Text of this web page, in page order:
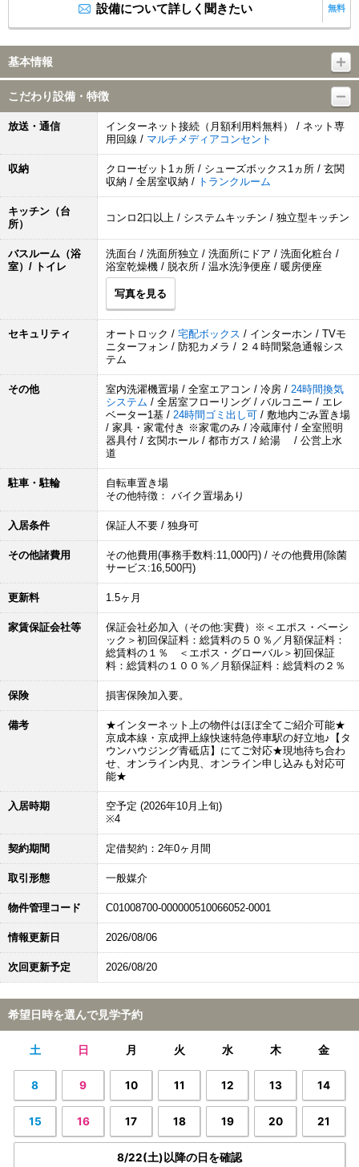
設備について詳しく聞きたい 無料
基本情報
こだわり設備・特徴
放送・通信
インターネット接続（月額利用料無料） / ネット専
用回線 / マルチメディアコンセント
収納
クローゼット1ヵ所 / シューズボックス1ヵ所 / 玄関
収納 / 全居室収納 / トランクルーム
キッチン（台
所）
コンロ2口以上 / システムキッチン / 独立型キッチン
バスルーム（浴
室）/ トイレ
洗面台 / 洗面所独立 / 洗面所にドア / 洗面化粧台 /
浴室乾燥機 / 脱衣所 / 温水洗浄便座 / 暖房便座
写真を見る
セキュリティ オートロック / 宅配ボックス / インターホン / TVモ
ニターフォン / 防犯カメラ / ２４時間緊急通報シス
テム
その他 室内洗濯機置場 / 全室エアコン / 冷房 / 24時間換気
システム / 全居室フローリング / バルコニー / エレ
ベーター1基 / 24時間ゴミ出し可 / 敷地内ごみ置き場
/ 家具・家電付き ※家電のみ / 冷蔵庫付 / 全室照明
器具付 / 玄関ホール / 都市ガス / 給湯 / 公営上水
道
駐車・駐輪
自転車置き場
その他特徴： バイク置場あり
入居条件 保証人不要 / 独身可
その他諸費用
その他費用(事務手数料:11,000円) / その他費用(除菌
サービス:16,500円)
更新料 1.5ヶ月
家賃保証会社等
保証会社必加入（その他:実費）※＜エポス・ベーシ
ック＞初回保証料：総賃料の５０％／月額保証料：
総賃料の１％ ＜エポス・グローバル＞初回保証
料：総賃料の１００％／月額保証料：総賃料の２％
保険 損害保険加入要。
備考
★インターネット上の物件はほぼ全てご紹介可能★
京成本線・京成押上線快速特急停車駅の好立地♪【タ
ウンハウジング青砥店】にてご対応★現地待ち合わ
せ、オンライン内見、オンライン申し込みも対応可
能★
入居時期
空予定 (2026年10月上旬)
※4
契約期間 定借契約：2年0ヶ月間
取引形態 一般媒介
物件管理コード C01008700-000000510066052-0001
情報更新日 2026/08/06
次回更新予定 2026/08/20
希望日時を選んで見学予約
土 日 月 火 水 木 金
8 9 10 11 12 13 14
15 16 17 18 19 20 21
8/22(土)以降の日を確認